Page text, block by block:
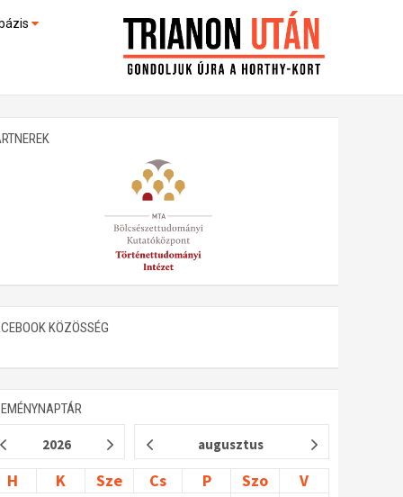
(feltöltés alatt)
KÖZÖSSÉG
2026 augusztus
H K Sze Cs P Szo V